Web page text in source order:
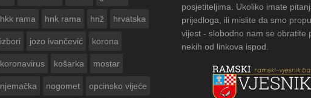
hkk rama hnk rama hnž hrvatska
izbori jozo ivančević korona
koronavirus košarka mostar
njemačka nogomet opcinsko vijeće
posjetiteljima. Ukoliko imate
prijedloga, ili mislite da smo
vijest - slobodno nam se obratite
nekih od linkova ispod.